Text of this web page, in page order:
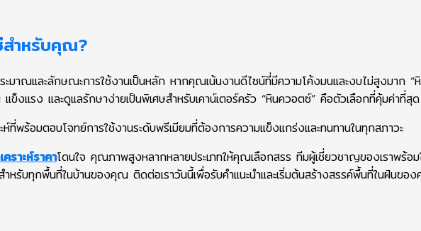
สำหรับคุณ?
ระมาณและลักษณะการใช้งานเป็นหลัก หากคุณเน้นงานดีไซน์ที่มีความโค้งมนและงบไม่สูงมาก “
งแรง และดูแลรักษาง่ายเป็นพิเศษสำหรับเคาน์เตอร์ครัว “หินควอตซ์” คือตัวเลือกที่คุ้มค่าที่สุด
ร้อมตอบโจทย์การใช้งานระดับพรีเมียมที่ต้องการความแข็งแกร่งและทนทานในทุกสภาวะ
ราะห์ราคาโดนใจ คุณภาพสูงหลากหลายประเภทให้คุณเลือกสรร ทีมผู้เชี่ยวชาญของเราพร้อม
หรับทุกพื้นที่ในบ้านของคุณ ติดต่อเราวันนี้เพื่อรับคำแนะนำและเริ่มต้นสร้างสรรค์พื้นที่ในฝันขอ